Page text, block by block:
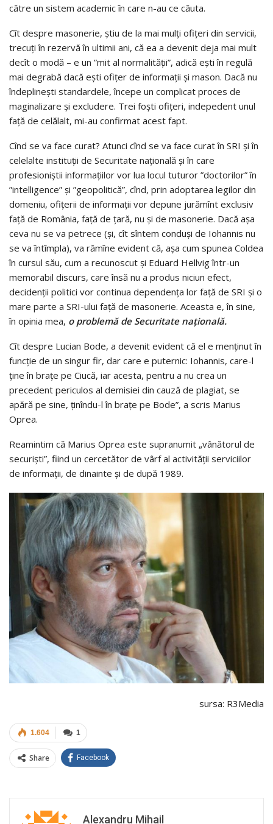
către un sistem academic în care n-au ce căuta.
Cît despre masonerie, ştiu de la mai mulţi ofiţeri din servicii,
trecuţi în rezervă în ultimii ani, că ea a devenit deja mai mult
decît o modă – e un ”mit al normalităţii”, adică eşti în regulă
mai degrabă dacă eşti ofiţer de informaţii şi mason. Dacă nu
îndeplineşti standardele, începe un complicat proces de
maginalizare şi excludere. Trei foşti ofiţeri, indepedent unul
faţă de celălalt, mi-au confirmat acest fapt.
Cînd se va face curat? Atunci cînd se va face curat în SRI şi în
celelalte instituţii de Securitate naţională şi în care
profesioniştii informaţiilor vor lua locul tuturor ”doctorilor” în
”intelligence” şi ”geopolitică”, cînd, prin adoptarea legilor din
domeniu, ofiţerii de informaţii vor depune jurămînt exclusiv
faţă de România, faţă de ţară, nu şi de masonerie. Dacă aşa
ceva nu se va petrece (şi, cît sîntem conduşi de Iohannis nu
se va întîmpla), va rămîne evident că, aşa cum spunea Coldea
în cursul său, cum a recunoscut şi Eduard Hellvig într-un
memorabil discurs, care însă nu a produs niciun efect,
decidenţii politici vor continua dependenţa lor faţă de SRI şi o
mare parte a SRI-ului faţă de masonerie. Aceasta e, în sine,
în opinia mea, o problemă de Securitate naţională.
Cît despre Lucian Bode, a devenit evident că el e menţinut în
funcţie de un singur fir, dar care e puternic: Iohannis, care-l
ţine în braţe pe Ciucă, iar acesta, pentru a nu crea un
precedent periculos al demisiei din cauză de plagiat, se
apără pe sine, ţinîndu-l în braţe pe Bode”, a scris Marius
Oprea.
Reamintim că Marius Oprea este supranumit „vânătorul de
securiști”, fiind un cercetător de vârf al activității serviciilor
de informații, de dinainte și de după 1989.
sursa: R3Media
1
1.604
Share Facebook
Alexandru Mihail